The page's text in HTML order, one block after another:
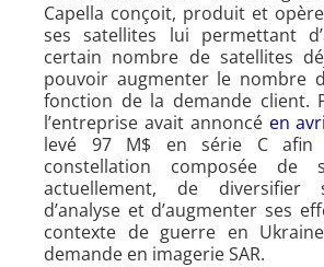
Capella conçoit, produit et
ses satellites lui permettant
certain nombre de satellites
pouvoir augmenter le nombre
fonction de la demande client.
l’entreprise avait annoncé en
levé 97 M$ en série C afin
constellation composée de
actuellement, de diversifier
d’analyse et d’augmenter ses
contexte de guerre en
demande en imagerie SAR.